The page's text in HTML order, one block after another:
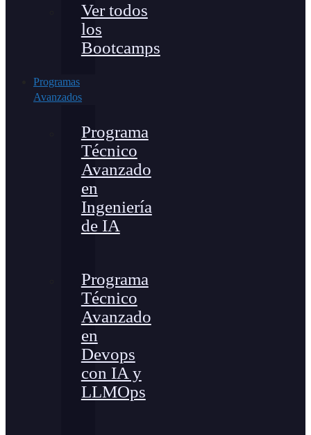
Ver todos
los
Bootcamps
Programas
Avanzados
Programa
Técnico
Avanzado
en
Ingeniería
de IA
Programa
Técnico
Avanzado
en
Devops
con IA y
LLMOps